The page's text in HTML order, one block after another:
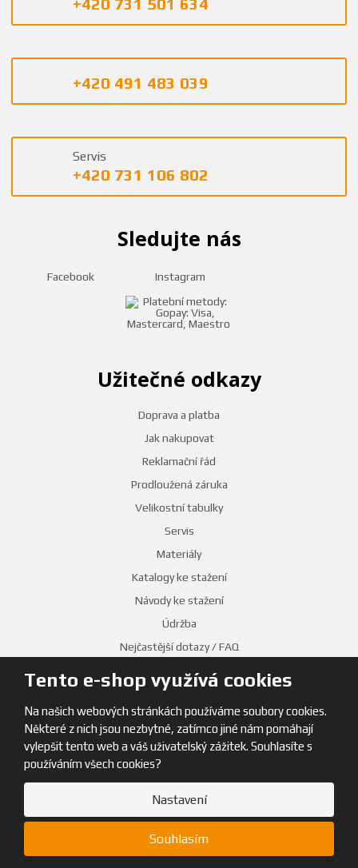
Tento e-shop využívá cookies
Na našich webových stránkách používáme soubory cookies.
Některé z nich jsou nezbytné, zatímco jiné nám pomáhají
vylepšit tento web a váš uživatelský zážitek. Souhlasíte s
používáním všech cookies?
Nastavení
Souhlasím
Užitečné odkazy
Doprava a platba
Jak nakupovat
Reklamační řád
Prodloužená záruka
Velikostní tabulky
Servis
Materiály
Katalogy ke stažení
Návody ke stažení
Údržba
Nejčastější dotazy / FAQ
Pinguin
Distribuce
Kariéra
+420 731 501 634
+420 491 483 039
Servis
+420 731 106 802
Sledujte nás
Facebook Instagram